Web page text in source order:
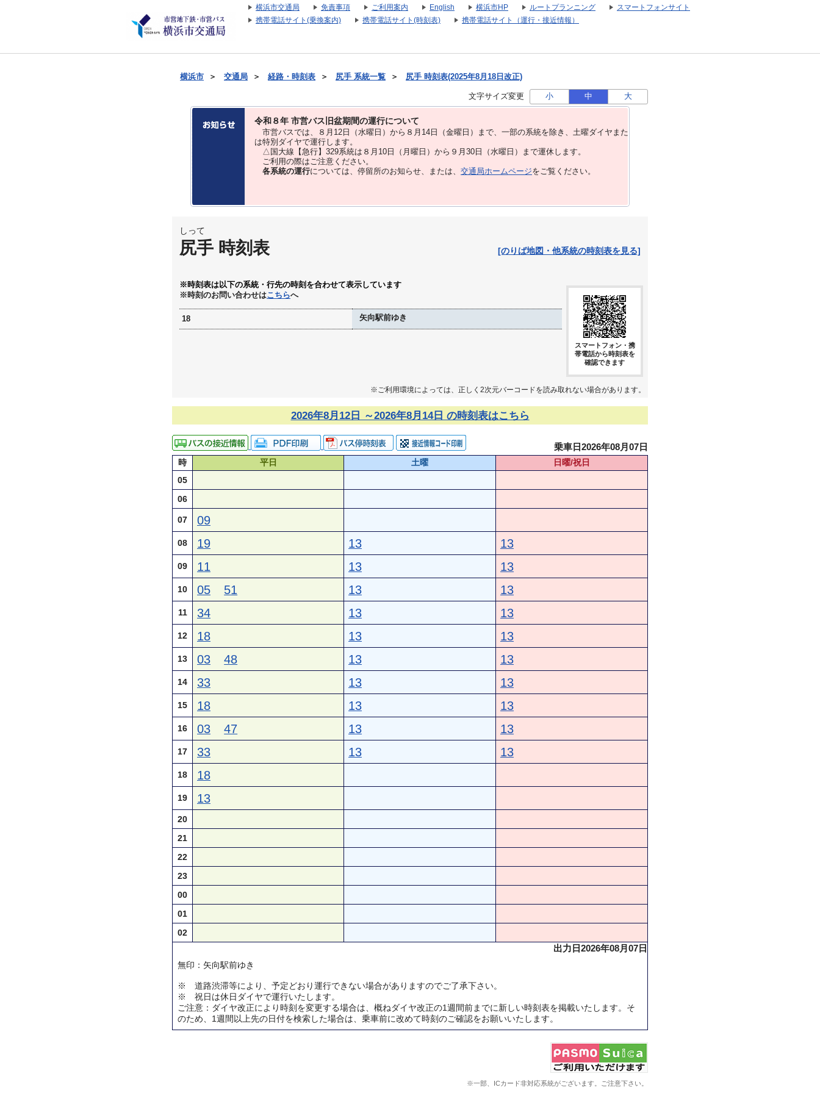
横浜市交通局 免責事項 ご利用案内 English 横浜市HP ルートプランニング
スマートフォンサイト
携帯電話サイト(乗換案内)
携帯電話サイト(時刻表) 携帯電話サイト（運行・接近情報）
横浜市 ＞ 交通局 ＞ 経路・時刻表 ＞ 尻手 系統一覧 ＞ 尻手 時刻表(2025年8月18日改正)
文字サイズ変更 小 中 大
令和８年 市営バス旧盆期間の運行について
市営バスでは、８⽉12⽇（水曜日）から８⽉14⽇（金曜日）まで、⼀部の系統を除き、⼟曜ダイヤまた
は特別ダイヤで運⾏します。
△国大線【急行】329系統は８月10日（月曜日）から９月30日（水曜日）まで運休します。
ご利用の際はご注意ください。
各系統の運行については、停留所のお知らせ、または、 交通局ホームページをご覧ください。
しって
尻手 時刻表 [のりば地図・他系統の時刻表を見る]
※時刻表は以下の系統・行先の時刻を合わせて表示しています
※時刻のお問い合わせはこちらへ
18 矢向駅前ゆき
スマートフォン・携
帯電話から時刻表を
確認できます
※ご利用環境によっては、正しく2次元バーコードを読み取れない場合があります。
2026年8月12日 ～2026年8月14日 の時刻表はこちら
乗車日2026年08月07日
時 平日 土曜
日曜/祝日
05
06
07 09
08 19 13 13
09 11 13 13
10 05 51 13 13
11 34 13 13
12 18 13 13
13 03 48 13 13
14 33 13 13
15 18 13 13
16 03 47 13 13
17 33 13 13
18 18
19 13
20
21
22
23
00
01
02
出力日2026年08月07日
無印：矢向駅前ゆき
※ 道路渋滞等により、予定どおり運行できない場合がありますのでご了承下さい。
※ 祝日は休日ダイヤで運行いたします。
ご注意：ダイヤ改正により時刻を変更する場合は、概ねダイヤ改正の1週間前までに新しい時刻表を掲載いたします。そ
のため、1週間以上先の日付を検索した場合は、乗車前に改めて時刻のご確認をお願いいたします。
※一部、ICカード非対応系統がございます。ご注意下さい。